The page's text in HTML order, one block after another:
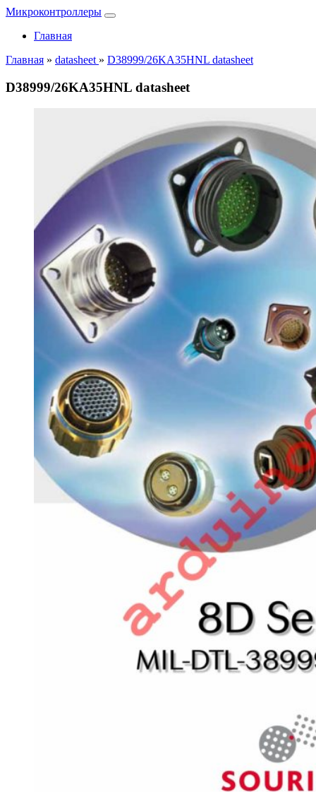
Микроконтроллеры
Главная
Главная » datasheet » D38999/26KA35HNL datasheet
D38999/26KA35HNL datasheet